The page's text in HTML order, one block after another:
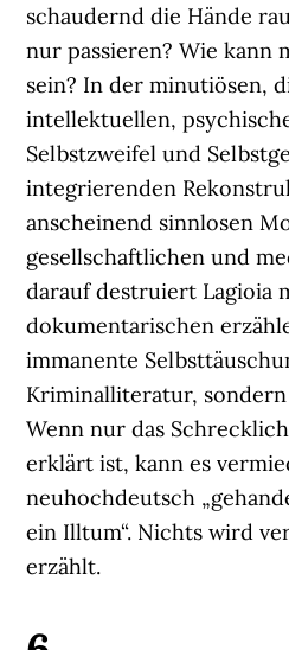
schaudernd die Hände
nur passieren? Wie kann
sein? In der minutiösen,
intellektuellen,
Selbstzweifel und
integrierenden
anscheinend sinnlosen
gesellschaftlichen und
darauf destruiert Lagioia
dokumentarischen
immanente
Kriminalliteratur,
Wenn nur das
erklärt ist, kann es
neuhochdeutsch
ein Illtum“. Nichts wird
erzählt.